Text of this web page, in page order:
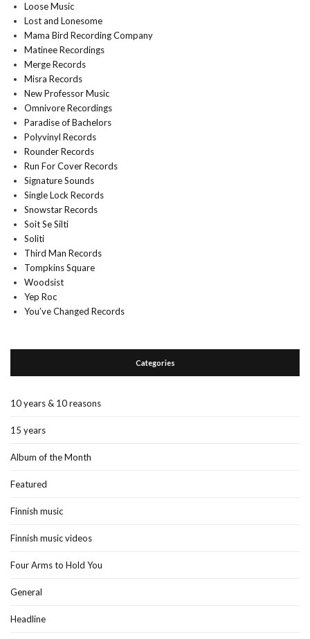
Loose Music
Lost and Lonesome
Mama Bird Recording Company
Matinee Recordings
Merge Records
Misra Records
New Professor Music
Omnivore Recordings
Paradise of Bachelors
Polyvinyl Records
Rounder Records
Run For Cover Records
Signature Sounds
Single Lock Records
Snowstar Records
Soit Se Silti
Soliti
Third Man Records
Tompkins Square
Woodsist
Yep Roc
You’ve Changed Records
Categories
10 years & 10 reasons
15 years
Album of the Month
Featured
Finnish music
Finnish music videos
Four Arms to Hold You
General
Headline